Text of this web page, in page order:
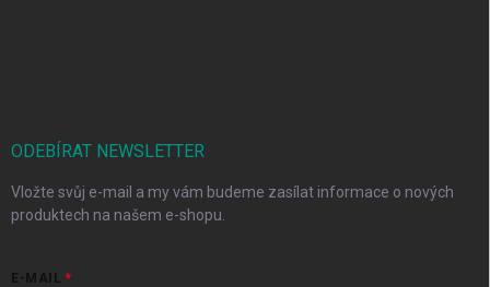
ODEBÍRAT NEWSLETTER
Vložte svůj e-mail a my vám budeme zasílat informace o nových
produktech na našem e-shopu.
E-MAIL